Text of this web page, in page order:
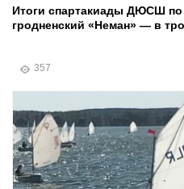
Итоги спартакиады ДЮСШ по
гродненский «Неман» — в
357